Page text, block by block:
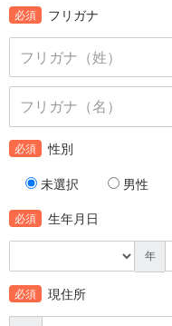
必須 フリガナ
必須 性別
未選択 男性
必須 生年月日
年
必須 現住所